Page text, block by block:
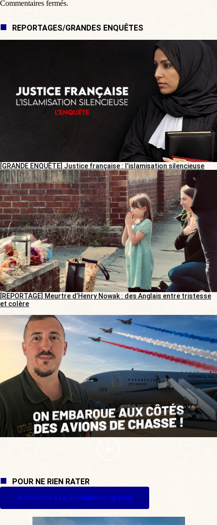
Commentaires fermés.
REPORTAGES/GRANDES ENQUÊTES
[GRANDE ENQUÊTE] Justice française : l’islamisation silencieuse
[REPORTAGE] Meurtre d’Henry Nowak : des Anglais entre tristesse
et colère
POUR NE RIEN RATER
Je m'inscris à La Quotidienne (gratuit)